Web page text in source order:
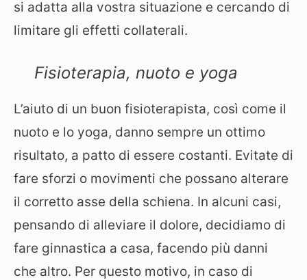
si adatta alla vostra situazione e cercando di
limitare gli effetti collaterali.
Fisioterapia, nuoto e yoga
L’aiuto di un buon fisioterapista, così come il
nuoto e lo yoga, danno sempre un ottimo
risultato, a patto di essere costanti. Evitate di
fare sforzi o movimenti che possano alterare
il corretto asse della schiena. In alcuni casi,
pensando di alleviare il dolore, decidiamo di
fare ginnastica a casa, facendo più danni
che altro. Per questo motivo, in caso di